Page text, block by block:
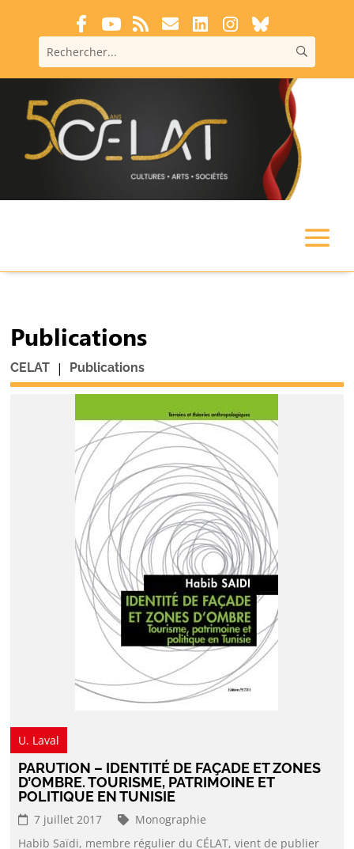
Publications
CELAT | Publications
U. Laval
PARUTION – IDENTITÉ DE FAÇADE ET ZONES
D’OMBRE. TOURISME, PATRIMOINE ET
POLITIQUE EN TUNISIE
7 juillet 2017
Monographie
Habib Saïdi, membre régulier du CÉLAT, vient de publier